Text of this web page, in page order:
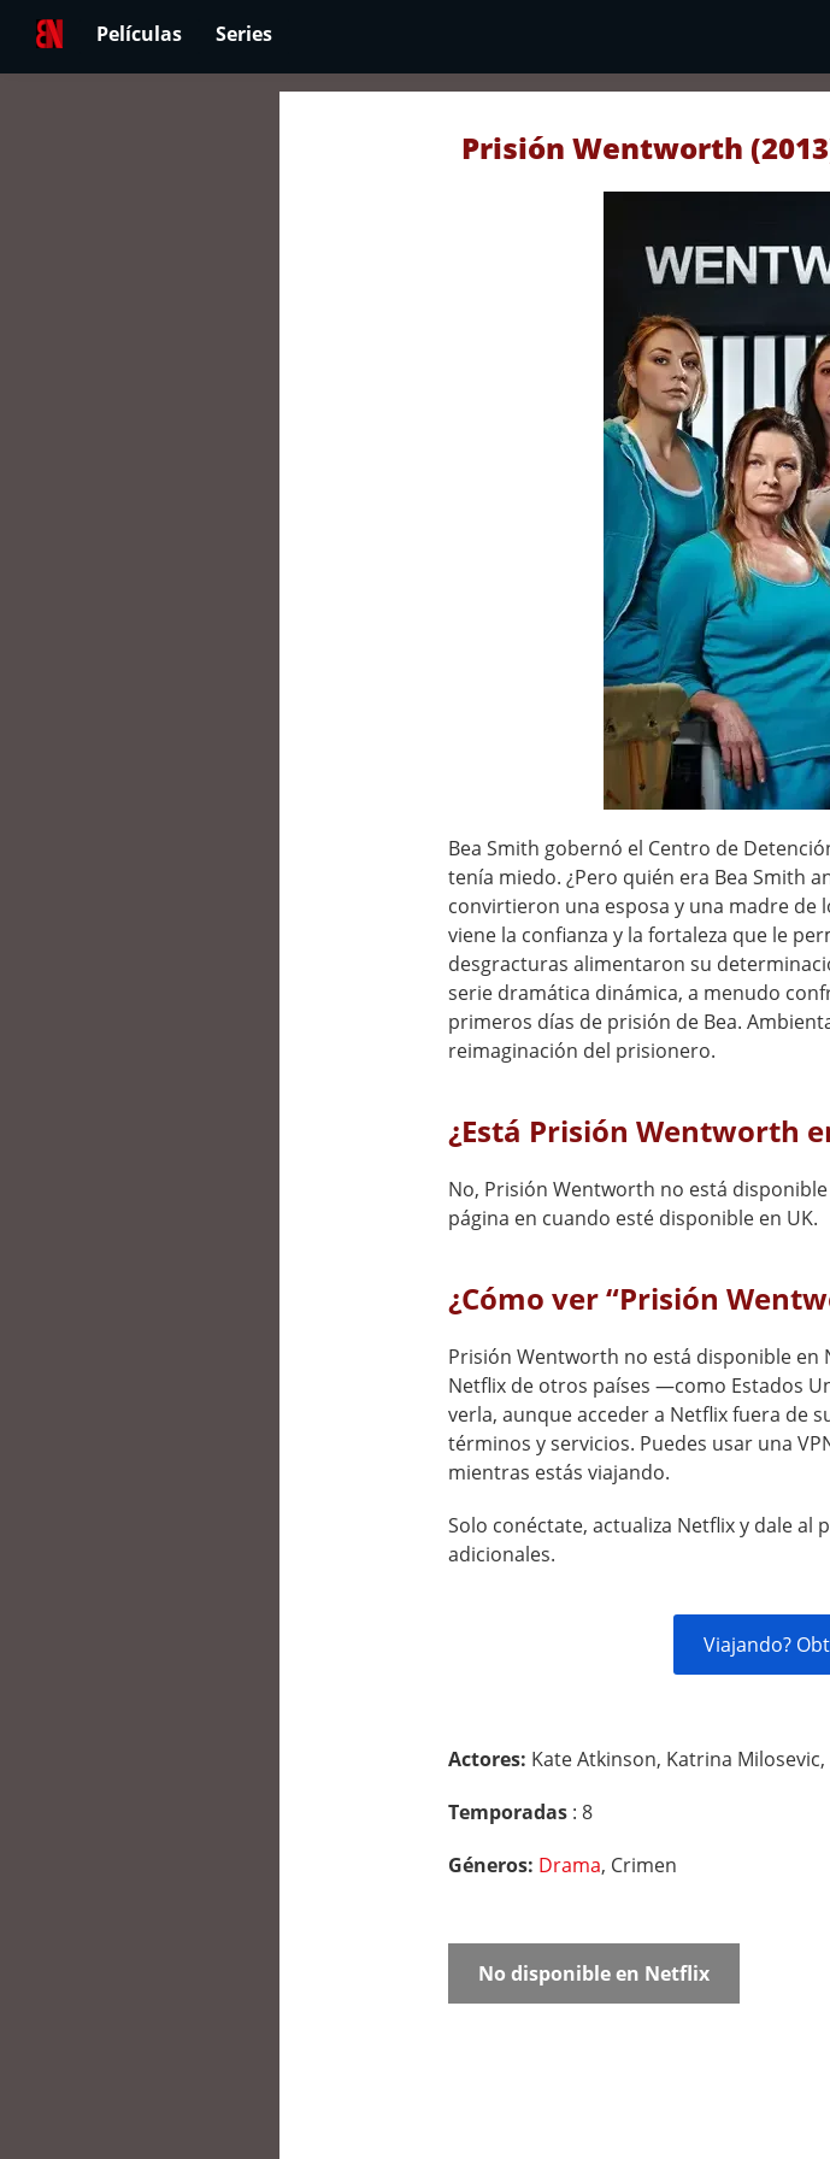
Películas Series
Prisión Wentworth
Bea Smith gobernó el Centro de
tenía miedo. ¿Pero quién era Bea Smith
convirtieron una esposa y una madre de
viene la confianza y la fortaleza que le
desgracturas alimentaron su
serie dramática dinámica, a menudo
primeros días de prisión de Bea.
reimaginación del prisionero.
¿Está Prisión Wentworth
No, Prisión Wentworth no está
página en cuando esté disponible en UK.
¿Cómo ver “Prisión
Prisión Wentworth no está disponible en
Netflix de otros países —como Estados
verla, aunque acceder a Netflix fuera de
términos y servicios. Puedes usar una
mientras estás viajando.
Solo conéctate, actualiza Netflix y dale al
adicionales.
Viajando?
Actores: Kate Atkinson, Katrina
Temporadas : 8
Géneros: Drama, Crimen
No disponible en Netflix